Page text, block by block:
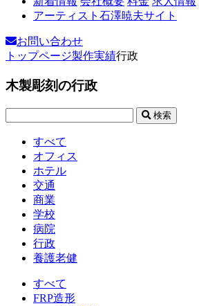
アーティスト石澤暁夫サイト
お問い合わせ
トップページ製作実績行政
木製彫刻の行政
検索
すべて
オフィス
ホテル
交通
商業
学校
病院
行政
養護老健
すべて
FRP造形